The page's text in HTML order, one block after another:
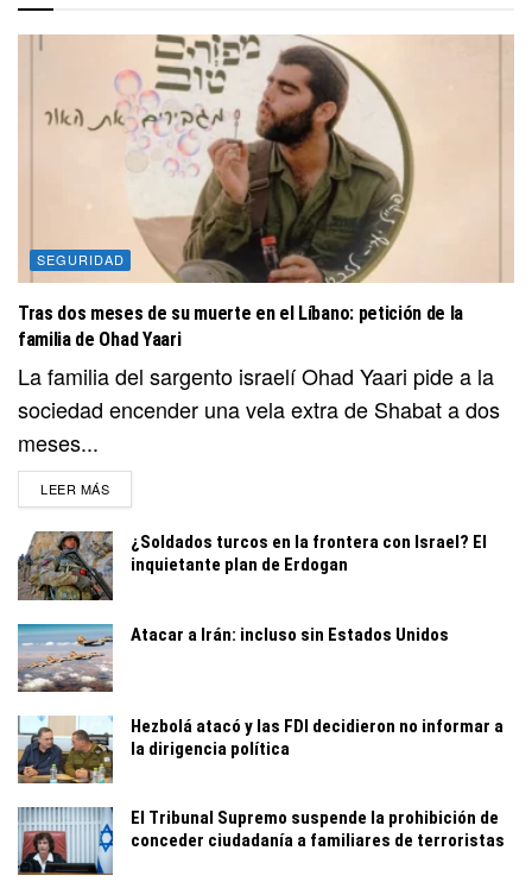
SEGURIDAD
Tras dos meses de su muerte en el Líbano: petición de la
familia de Ohad Yaari
La familia del sargento israelí Ohad Yaari pide a la
sociedad encender una vela extra de Shabat a dos
meses...
LEER MÁSDETAILS
¿Soldados turcos en la frontera con Israel? El
inquietante plan de Erdogan
Atacar a Irán: incluso sin Estados Unidos
Hezbolá atacó y las FDI decidieron no informar a
la dirigencia política
El Tribunal Supremo suspende la prohibición de
conceder ciudadanía a familiares de terroristas